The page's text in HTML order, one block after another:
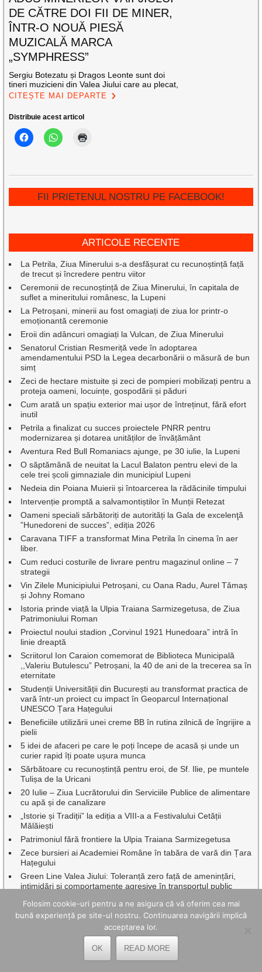
DE CĂTRE DOI FII DE MINER,
ÎNTR-O NOUĂ PIESĂ
MUZICALĂ MARCA
„SYMPHRESS”
Sergiu Botezatu și Dragos Leonte sunt doi
tineri muzicieni din Valea Jiului care au plecat,
CITEȘTE MAI DEPARTE
Distribuie acest articol
FII PRIETENUL NOSTRU PE FACEBOOK!
ARTICOLE RECENTE
La Petrila, Ziua Minerului s-a desfășurat cu recunoștință față
de trecut și încredere pentru viitor
Ceremonii de recunoștință de Ziua Minerului, în capitala de
suflet a mineritului românesc, la Lupeni
La Petroșani, minerii au fost omagiați de ziua lor printr-o
emoționantă ceremonie
Eroii din adâncuri omagiați la Vulcan, de Ziua Minerului
Senatorul Cristian Resmeriță vede în adoptarea
amendamentului PSD la Legea decarbonării o măsură de bun
simț
Zeci de hectare mistuite și zeci de pompieri mobilizați pentru a
proteja oameni, locuințe, gospodării și păduri
Cum arată un spațiu exterior mai ușor de întreținut, fără efort
inutil
Petrila a finalizat cu succes proiectele PNRR pentru
modernizarea și dotarea unităților de învățământ
Aventura Red Bull Romaniacs ajunge, pe 30 iulie, la Lupeni
O săptămână de neuitat la Lacul Balaton pentru elevi de la
cele trei școli gimnaziale din municipiul Lupeni
Nedeia din Poiana Muierii și întoarcerea la rădăcinile timpului
Intervenție promptă a salvamontiștilor în Munții Retezat
Oameni speciali sărbătoriți de autorități la Gala de excelenţă
”Hunedoreni de succes”, ediția 2026
Caravana TIFF a transformat Mina Petrila în cinema în aer
liber.
Cum reduci costurile de livrare pentru magazinul online – 7
strategii
Vin Zilele Municipiului Petroșani, cu Oana Radu, Aurel Tămaș
și Johny Romano
Istoria prinde viață la Ulpia Traiana Sarmizegetusa, de Ziua
Patrimoniului Roman
Proiectul noului stadion „Corvinul 1921 Hunedoara” intră în
linie dreaptă
Scriitorul Ion Caraion comemorat de Biblioteca Municipală
,,Valeriu Butulescu” Petroșani, la 40 de ani de la trecerea sa în
eternitate
Studenții Universității din București au transformat practica de
vară într-un proiect cu impact în Geoparcul Internațional
UNESCO Țara Hațegului
Beneficiile utilizării unei creme BB în rutina zilnică de îngrijire a
pielii
5 idei de afaceri pe care le poți începe de acasă și unde un
curier rapid îți poate ușura munca
Sărbătoare cu recunoștință pentru eroi, de Sf. Ilie, pe muntele
Tulișa de la Uricani
20 Iulie – Ziua Lucrătorului din Serviciile Publice de alimentare
cu apă și de canalizare
„Istorie și Tradiții” la ediția a VIII-a a Festivalului Cetății
Mălăiești
Patrimoniul fără frontiere la Ulpia Traiana Sarmizegetusa
Zece bursieri ai Academiei Române în tabăra de vară din Țara
Hațegului
Green Line Valea Jiului: Toleranță zero față de amenințări,
intimidări și comportamente agresive în transportul public
Dr.ing. Benor Voicescu, împreună cu o seamă de profesori
emeriți ai Universității din Petroșani au fost onorați de
Facultatea de Mine
Continuă asfaltările, pe mai multe artere rutiere din Petroșani
Folosim cookie-uri pentru a ne asigura că vă oferim cea mai
bună experiență pe site-ul nostru. Continuarea navigării implică
acceptarea lor.
OK READ MORE